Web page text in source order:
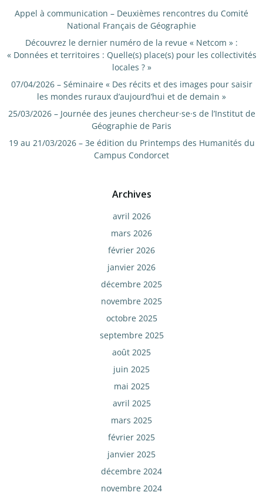
Appel à communication – Deuxièmes rencontres du Comité
National Français de Géographie
Découvrez le dernier numéro de la revue « Netcom » :
« Données et territoires : Quelle(s) place(s) pour les collectivités
locales ? »
07/04/2026 – Séminaire « Des récits et des images pour saisir
les mondes ruraux d’aujourd’hui et de demain »
25/03/2026 – Journée des jeunes chercheur·se·s de l’Institut de
Géographie de Paris
19 au 21/03/2026 – 3e édition du Printemps des Humanités du
Campus Condorcet
Archives
avril 2026
mars 2026
février 2026
janvier 2026
décembre 2025
novembre 2025
octobre 2025
septembre 2025
août 2025
juin 2025
mai 2025
avril 2025
mars 2025
février 2025
janvier 2025
décembre 2024
novembre 2024